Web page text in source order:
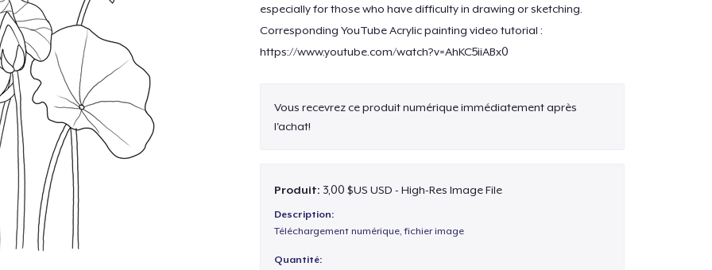
especially for those who have difficulty in drawing or sketching.
Corresponding YouTube Acrylic painting video tutorial :
https://www.youtube.com/watch?v=AhKC5iiABx0
Vous recevrez ce produit numérique immédiatement après
l'achat!
Produit: 3,00 $US USD - High-Res Image File
Description:
Téléchargement numérique, fichier image
Quantité: